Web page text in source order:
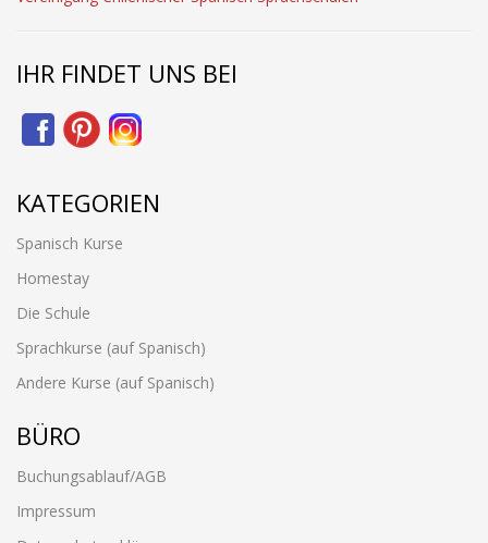
IHR FINDET UNS BEI
KATEGORIEN
Spanisch Kurse
Homestay
Die Schule
Sprachkurse (auf Spanisch)
Andere Kurse (auf Spanisch)
BÜRO
Buchungsablauf/AGB
Impressum